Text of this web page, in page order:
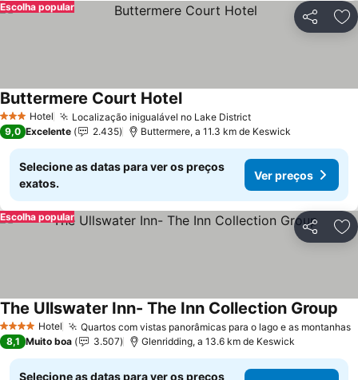
Partilhar
Escolha popular
3 EstrelasHotel Localização inigualável no Lake District
Buttermere Court Hotel
9,0 Excelente 2.435 Buttermere, a 11.3 km de Keswick
Selecione as datas para ver os preços
exatos.
Ver preços
Partilhar
Escolha popular
4 EstrelasHotel Quartos com vistas panorâmicas para o lago e as montanhas
The Ullswater Inn- The Inn Collection Group
8,1 Muito boa 3.507 Glenridding, a 13.6 km de Keswick
Selecione as datas para ver os preços